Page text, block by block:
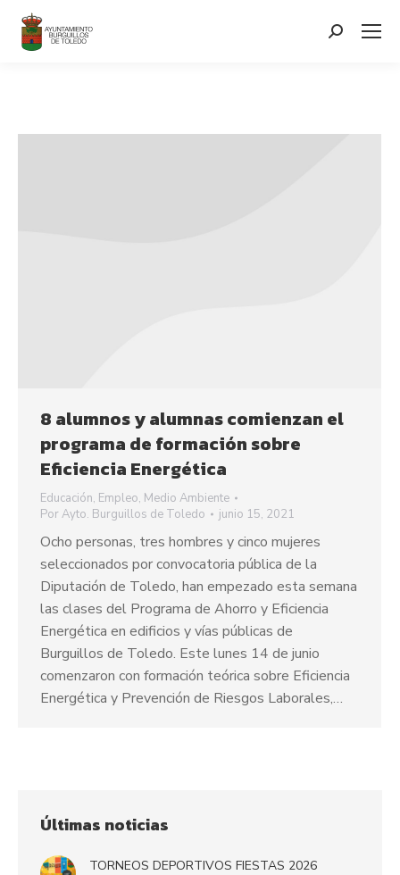
contenido
Search:
8 alumnos y alumnas comienzan el
programa de formación sobre
Eficiencia Energética
Educación, Empleo, Medio Ambiente
PorAyto. Burguillos de Toledo junio 15, 2021
Ocho personas, tres hombres y cinco mujeres
seleccionados por convocatoria pública de la
Diputación de Toledo, han empezado esta semana
las clases del Programa de Ahorro y Eficiencia
Energética en edificios y vías públicas de
Burguillos de Toledo. Este lunes 14 de junio
comenzaron con formación teórica sobre Eficiencia
Energética y Prevención de Riesgos Laborales,…
Últimas noticias
TORNEOS DEPORTIVOS FIESTAS 2026